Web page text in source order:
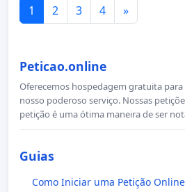
1 2 3 4 »
Peticao.online
Oferecemos hospedagem gratuita
nosso poderoso serviço. Nossas
petição é uma ótima maneira de ser
Guias
Como Iniciar uma Petição Online